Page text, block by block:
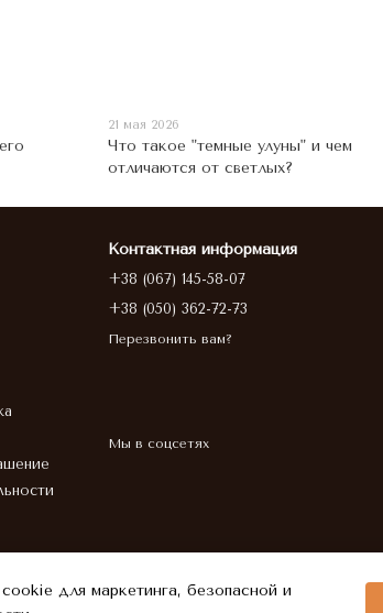
21 мая 2026
Что такое "темные улуны" и чем
отличаются от светлых?
Контактная информация
+38 (067) 145-58-07
+38 (050) 362-72-73
Перезвонить вам?
Мы в соцсетях
для маркетинга, безопасной и